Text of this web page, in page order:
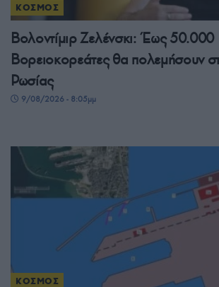
ΚΟΣΜΟΣ
Βολοντίμιρ Ζελένσκι: Έως 50.000
Βορειοκορεάτες θα πολεμήσουν
Ρωσίας
9/08/2026 - 8:05μμ
ΚΟΣΜΟΣ